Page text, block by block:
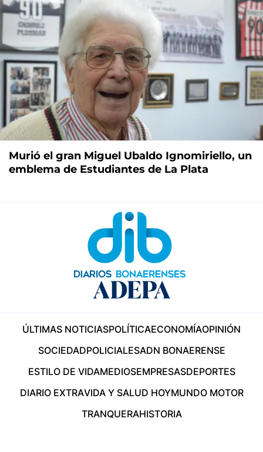
Murió el gran Miguel Ubaldo Ignomiriello, un
emblema de Estudiantes de La Plata
ÚLTIMAS NOTICIASPOLÍTICAECONOMÍAOPINIÓN
SOCIEDADPOLICIALESADN BONAERENSE
ESTILO DE VIDAMEDIOSEMPRESASDEPORTES
DIARIO EXTRAVIDA Y SALUD HOYMUNDO MOTOR
TRANQUERAHISTORIA